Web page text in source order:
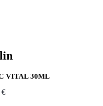
VITAL 30ML
€